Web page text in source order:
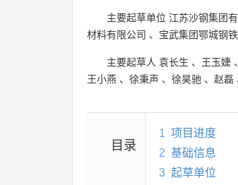
主要起草单位 江苏沙钢集团
材料有限公司 、 宝武集团鄂城钢
主要起草人 袁长生 、 王玉婕 、
王小燕 、 徐秉声 、 徐昊驰 、 赵磊
目录
1 项目进度
2 基础信息
3 起草单位